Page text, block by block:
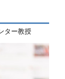
ター教授